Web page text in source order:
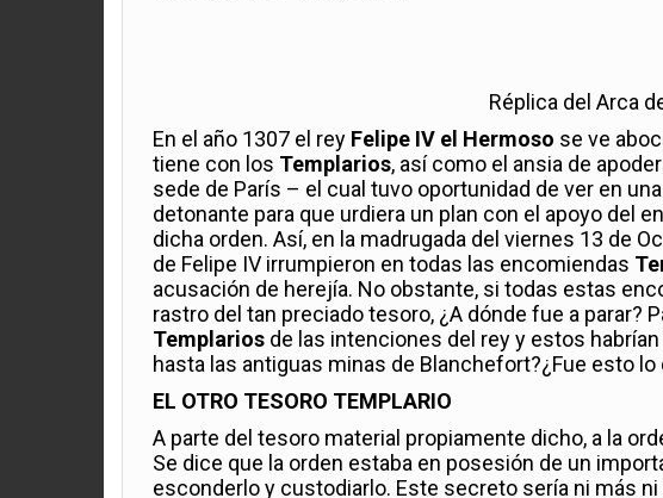
Réplica del Arca
En el año 1307 el rey Felipe IV el Hermoso se ve
tiene con los Templarios, así como el ansia de
sede de París – el cual tuvo oportunidad de ver en
detonante para que urdiera un plan con el apoyo del
dicha orden. Así, en la madrugada del viernes 13 de
de Felipe IV irrumpieron en todas las encomiendas
acusación de herejía. No obstante, si todas estas
rastro del tan preciado tesoro, ¿A dónde fue a parar?
Templarios de las intenciones del rey y estos
hasta las antiguas minas de Blanchefort?¿Fue esto
EL OTRO TESORO TEMPLARIO
A parte del tesoro material propiamente dicho, a la
Se dice que la orden estaba en posesión de un
esconderlo y custodiarlo. Este secreto sería ni más